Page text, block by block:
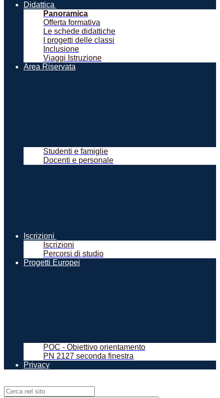
Didattica
Panoramica
Offerta formativa
Le schede didattiche
I progetti delle classi
Inclusione
Viaggi Istruzione
Area Riservata
Studenti e famiglie
Docenti e personale
Iscrizioni
Iscrizioni
Percorsi di studio
Progetti Europei
POC - Obiettivo orientamento
PN 2127 seconda finestra
Privacy